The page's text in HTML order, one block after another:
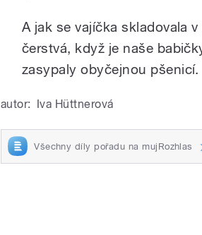
A jak se vajíčka skladovala
čerstvá, když je naše
zasypaly obyčejnou pšenicí.
autor: Iva Hüttnerová
Všechny díly pořadu na mujRozhlas